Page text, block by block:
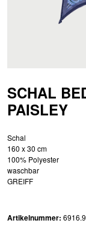
SCHAL
PAISLEY
Schal
160 x 30 cm
100% Polyester
waschbar
GREIFF
Artikelnummer: